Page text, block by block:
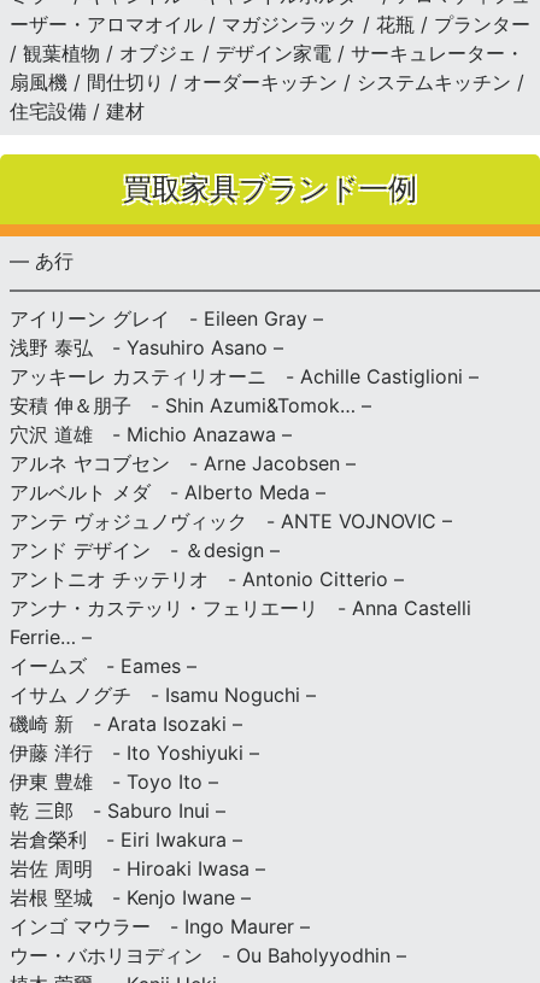
ーザー・アロマオイル / マガジンラック / 花瓶 / プランター
/ 観葉植物 / オブジェ / デザイン家電 / サーキュレーター・
扇風機 / 間仕切り / オーダーキッチン / システムキッチン /
住宅設備 / 建材
買取家具ブランド一例
— あ行
アイリーン グレイ - Eileen Gray –
浅野 泰弘 - Yasuhiro Asano –
アッキーレ カスティリオーニ - Achille Castiglioni –
安積 伸＆朋子 - Shin Azumi&Tomok… –
穴沢 道雄 - Michio Anazawa –
アルネ ヤコブセン - Arne Jacobsen –
アルベルト メダ - Alberto Meda –
アンテ ヴォジュノヴィック - ANTE VOJNOVIC –
アンド デザイン - ＆design –
アントニオ チッテリオ - Antonio Citterio –
アンナ・カステッリ・フェリエーリ - Anna Castelli
Ferrie… –
イームズ - Eames –
イサム ノグチ - Isamu Noguchi –
磯崎 新 - Arata Isozaki –
伊藤 洋行 - Ito Yoshiyuki –
伊東 豊雄 - Toyo Ito –
乾 三郎 - Saburo Inui –
岩倉榮利 - Eiri Iwakura –
岩佐 周明 - Hiroaki Iwasa –
岩根 堅城 - Kenjo Iwane –
インゴ マウラー - Ingo Maurer –
ウー・バホリヨディン - Ou Baholyyodhin –